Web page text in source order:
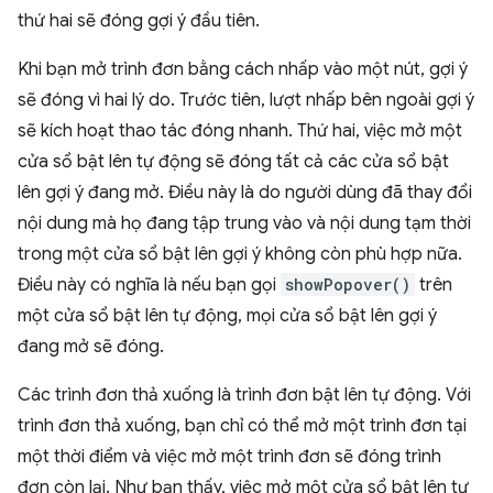
thứ hai sẽ đóng gợi ý đầu tiên.
Khi bạn mở trình đơn bằng cách nhấp vào một nút, gợi ý
sẽ đóng vì hai lý do. Trước tiên, lượt nhấp bên ngoài gợi ý
sẽ kích hoạt thao tác đóng nhanh. Thứ hai, việc mở một
cửa sổ bật lên tự động sẽ đóng tất cả các cửa sổ bật
lên gợi ý đang mở. Điều này là do người dùng đã thay đổi
nội dung mà họ đang tập trung vào và nội dung tạm thời
trong một cửa sổ bật lên gợi ý không còn phù hợp nữa.
Điều này có nghĩa là nếu bạn gọi showPopover() trên
một cửa sổ bật lên tự động, mọi cửa sổ bật lên gợi ý
đang mở sẽ đóng.
Các trình đơn thả xuống là trình đơn bật lên tự động. Với
trình đơn thả xuống, bạn chỉ có thể mở một trình đơn tại
một thời điểm và việc mở một trình đơn sẽ đóng trình
đơn còn lại. Như bạn thấy, việc mở một cửa sổ bật lên tự